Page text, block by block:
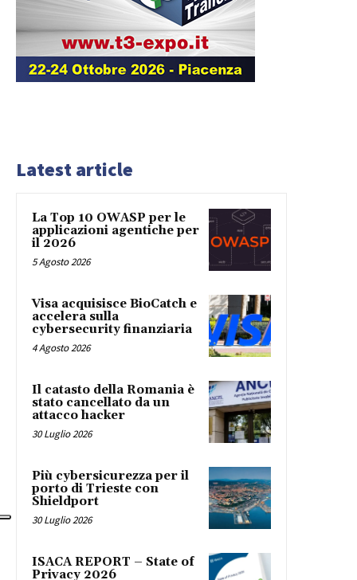
Latest article
La Top 10 OWASP per le
applicazioni agentiche per
il 2026
5 Agosto 2026
Visa acquisisce BioCatch e
accelera sulla
cybersecurity finanziaria
4 Agosto 2026
Il catasto della Romania è
stato cancellato da un
attacco hacker
30 Luglio 2026
Più cybersicurezza per il
porto di Trieste con
Shieldport
30 Luglio 2026
ISACA REPORT – State of
Privacy 2026